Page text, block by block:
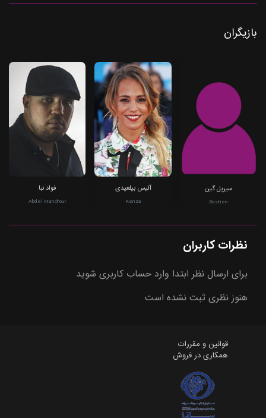
بازیگران
سیریل گین
Bastien
آلیس بیلعیدی
Kenza
فواد نبا
Abdel Manchour
نظرات کاربران
برای ارسال نظر ابتدا وارد حساب کاربری شوید
هنوز نظری ثبت نشده است
قوانین و مقررات
همکاری در فروش